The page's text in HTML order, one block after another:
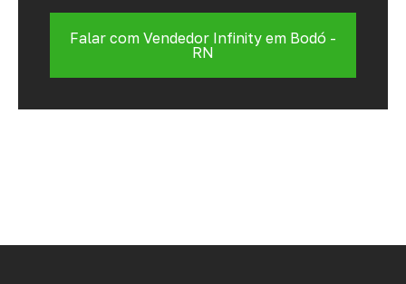
Falar com Vendedor Infinity em Bodó -
RN